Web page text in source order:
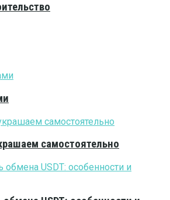
самостоятельно